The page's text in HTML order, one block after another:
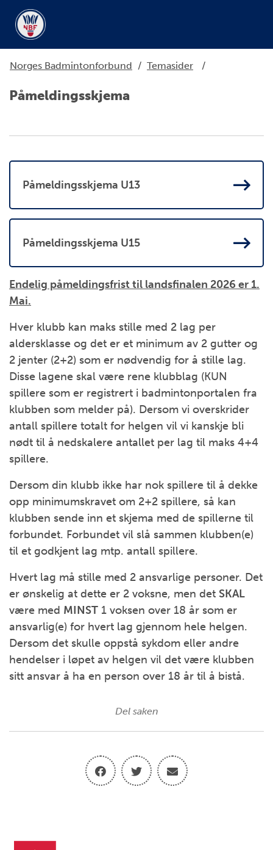
Norges Badmintonforbund / Temasider /
Påmeldingsskjema
Påmeldingsskjema U13
Påmeldingsskjema U15
Endelig påmeldingsfrist til landsfinalen 2026 er 1.
Mai.
Hver klubb kan maks stille med 2 lag per
aldersklasse og det er et minimum av 2 gutter og
2 jenter (2+2) som er nødvendig for å stille lag.
Disse lagene skal være rene klubblag (KUN
spillere som er registrert i badmintonportalen fra
klubben som melder på). Dersom vi overskrider
antall spillere totalt for helgen vil vi kanskje bli
nødt til å nedskalere antallet per lag til maks 4+4
spillere.
Dersom din klubb ikke har nok spillere til å dekke
opp minimumskravet om 2+2 spillere, så kan
klubben sende inn et skjema med de spillerne til
forbundet. Forbundet vil slå sammen klubben(e)
til et godkjent lag mtp. antall spillere.
Hvert lag må stille med 2 ansvarlige personer. Det
er ønskelig at dette er 2 voksne, men det SKAL
være med MINST 1 voksen over 18 år som er
ansvarlig(e) for hvert lag gjennom hele helgen.
Dersom det skulle oppstå sykdom eller andre
hendelser i løpet av helgen vil det være klubben
sitt ansvar å ha en person over 18 år til å bistå.
Del saken